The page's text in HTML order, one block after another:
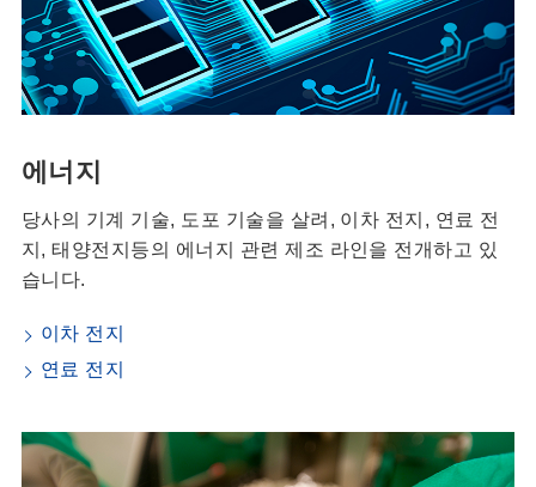
에너지
당사의 기계 기술, 도포 기술을 살려, 이차 전지, 연료 전
지, 태양전지등의 에너지 관련 제조 라인을 전개하고 있
습니다.
이차 전지
연료 전지